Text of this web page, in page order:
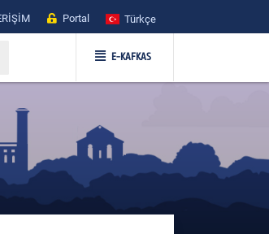
Portal Türkçe
E-KAFKAS